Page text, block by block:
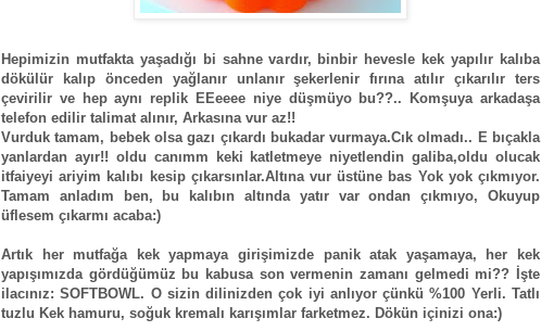
Hepimizin mutfakta yaşadığı bi sahne vardır, binbir hevesle kek yapılır kalıba
dökülür kalıp önceden yağlanır unlanır şekerlenir fırına atılır çıkarılır ters
çevirilir ve hep aynı replik EEeeee niye düşmüyo bu??.. Komşuya arkadaşa
telefon edilir talimat alınır, Arkasına vur az!!
Vurduk tamam, bebek olsa gazı çıkardı bukadar vurmaya.Cık olmadı.. E bıçakla
yanlardan ayır!! oldu canımm keki katletmeye niyetlendin galiba,oldu olucak
itfaiyeyi ariyim kalıbı kesip çıkarsınlar.Altına vur üstüne bas Yok yok çıkmıyor.
Tamam anladım ben, bu kalıbın altında yatır var ondan çıkmıyo, Okuyup
üflesem çıkarmı acaba:)
Artık her mutfağa kek yapmaya girişimizde panik atak yaşamaya, her kek
yapışımızda gördüğümüz bu kabusa son vermenin zamanı gelmedi mi?? İşte
ilacınız: SOFTBOWL. O sizin dilinizden çok iyi anlıyor çünkü %100 Yerli. Tatlı
tuzlu Kek hamuru, soğuk kremalı karışımlar farketmez. Dökün içinizi ona:)